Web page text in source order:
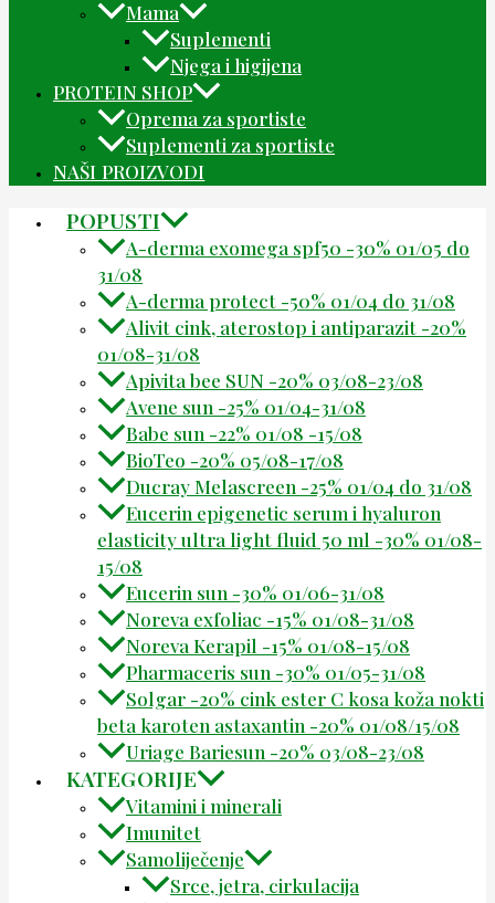
Mama
Suplementi
Njega i higijena
PROTEIN SHOP
Oprema za sportiste
Suplementi za sportiste
NAŠI PROIZVODI
POPUSTI
A-derma exomega spf50 -30% 01/05 do
31/08
A-derma protect -50% 01/04 do 31/08
Alivit cink, aterostop i antiparazit -20%
01/08-31/08
Apivita bee SUN -20% 03/08-23/08
Avene sun -25% 01/04-31/08
Babe sun -22% 01/08 -15/08
BioTeo -20% 05/08-17/08
Ducray Melascreen -25% 01/04 do 31/08
Eucerin epigenetic serum i hyaluron
elasticity ultra light fluid 50 ml -30% 01/08-
15/08
Eucerin sun -30% 01/06-31/08
Noreva exfoliac -15% 01/08-31/08
Noreva Kerapil -15% 01/08-15/08
Pharmaceris sun -30% 01/05-31/08
Solgar -20% cink ester C kosa koža nokti
beta karoten astaxantin -20% 01/08/15/08
Uriage Bariesun -20% 03/08-23/08
KATEGORIJE
Vitamini i minerali
Imunitet
Samoliječenje
Srce, jetra, cirkulacija